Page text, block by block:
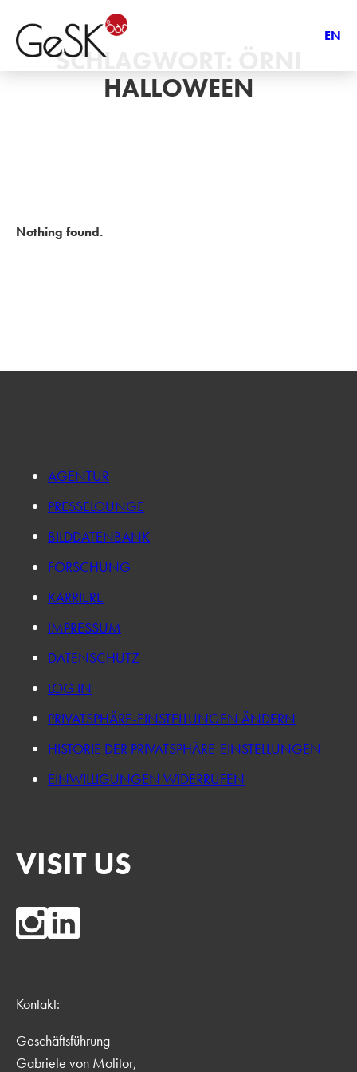
EN
SCHLAGWORT:
HALLOWEEN
Nothing found.
AGENTUR
PRESSELOUNGE
BILDDATENBANK
FORSCHUNG
KARRIERE
IMPRESSUM
DATENSCHUTZ
LOG IN
PRIVATSPHÄRE-EINSTELLUNGEN ÄNDERN
HISTORIE DER PRIVATSPHÄRE-EINSTELLUNGEN
EINWILLIGUNGEN WIDERRUFEN
VISIT US
Kontakt:
Geschäftsführung
Gabriele von Molitor,